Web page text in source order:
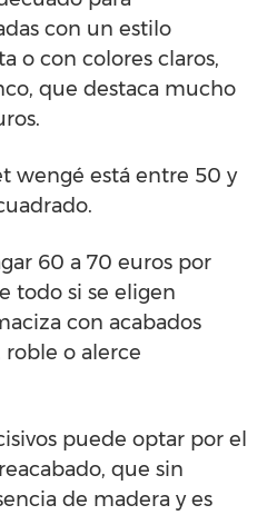
con un estilo
o con colores claros,
que destaca mucho
wengé está entre 50 y
60 a 70 euros por
todo si se eligen
con acabados
roble o alerce
puede optar por el
que sin
de madera y es